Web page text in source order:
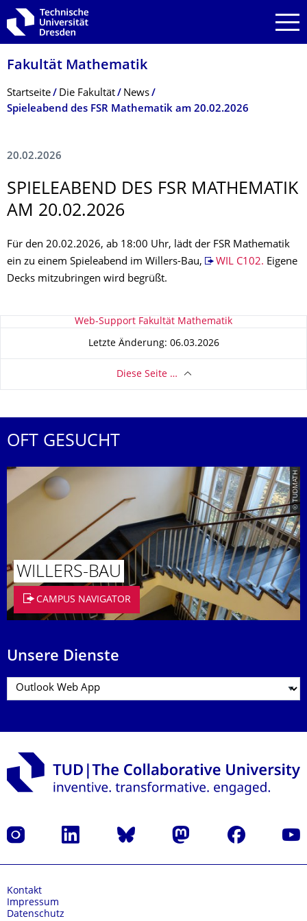
Zur Hauptnavigation springen
Zur Suche springen
Zum Inhalt springen
Fakultät Mathematik
Breadcrumb-Menü
Startseite Die Fakultät
News
Spieleabend des FSR Mathematik am 20.02.2026
20.02.2026
SPIELEABEND DES FSR MATHEMATIK
AM 20.02.2026
Für den 20.02.2026, ab 18:00 Uhr, lädt der FSR Mathematik
ein zu einem Spieleabend im Willers-Bau,
WIL C102. Eigene
Decks mitzubringen wird begrüßt.
Zu dieser SeiteWeb-Support Fakultät Mathematik
Letzte Änderung: 06.03.2026
Diese Seite …
OFT GESUCHT
© TUDMATH
WILLERS-BAU
CAMPUS NAVIGATOR
Unsere Dienste
Instagram LinkedIn Bluesky Mastodon Facebook
Kontakt
Impressum
Datenschutz